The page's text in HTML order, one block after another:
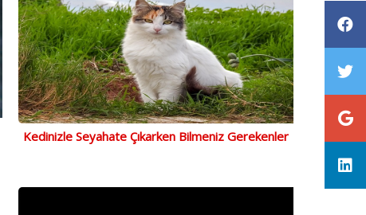
Kedinizle Seyahate Çıkarken Bilmeniz Gerekenler